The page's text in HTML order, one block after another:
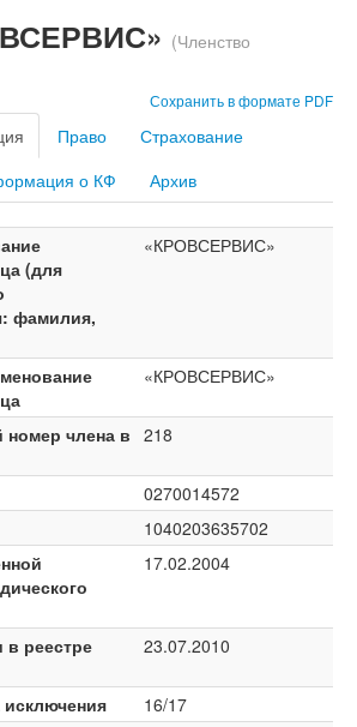
(Членство
Сохранить в формате PDF
Право
Страхование
о КФ Архив
(для
фамилия,
«КРОВСЕРВИС»
«КРОВСЕРВИС»
номер члена в 218
0270014572
1040203635702
17.02.2004
в реестре
23.07.2010
16/17